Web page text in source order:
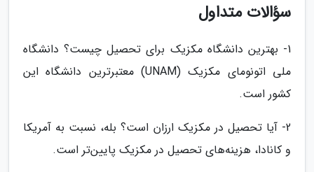
سؤالات متداول
1- بهترین دانشگاه مکزیک برای تحصیل چیست؟ دانشگاه
ملی اتونومای مکزیک (UNAM) معتبرترین دانشگاه این
کشور است.
2- آیا تحصیل در مکزیک ارزان است؟ بله، نسبت به آمریکا
و کانادا، هزینه‌های تحصیل در مکزیک پایین‌تر است.